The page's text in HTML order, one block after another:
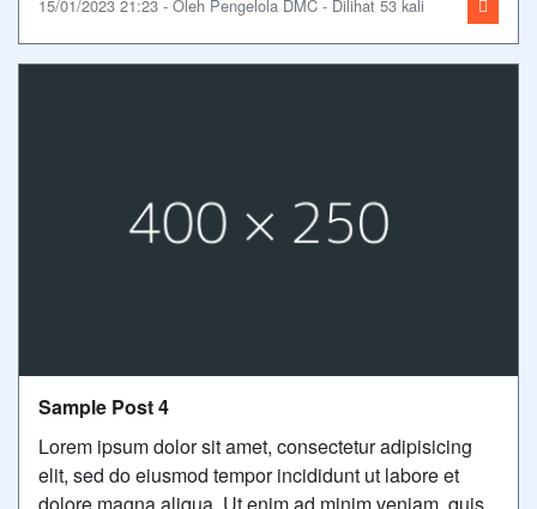
15/01/2023 21:23 - Oleh Pengelola DMC - Dilihat 53 kali
Sample Post 4
Lorem ipsum dolor sit amet, consectetur adipisicing
elit, sed do eiusmod tempor incididunt ut labore et